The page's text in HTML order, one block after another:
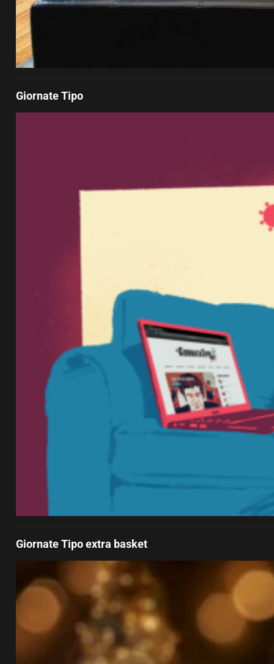
Giornate Tipo
Giornate Tipo extra basket